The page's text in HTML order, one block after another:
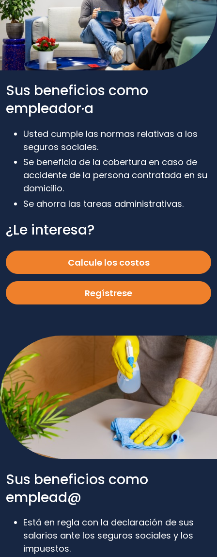
Sus beneficios como
empleador·a
Usted cumple las normas relativas a los
seguros sociales.
Se beneficia de la cobertura en caso de
accidente de la persona contratada en su
domicilio.
Se ahorra las tareas administrativas.
¿Le interesa?
Calcule los costos
Regístrese
Sus beneficios como
emplead@
Está en regla con la declaración de sus
salarios ante los seguros sociales y los
impuestos.